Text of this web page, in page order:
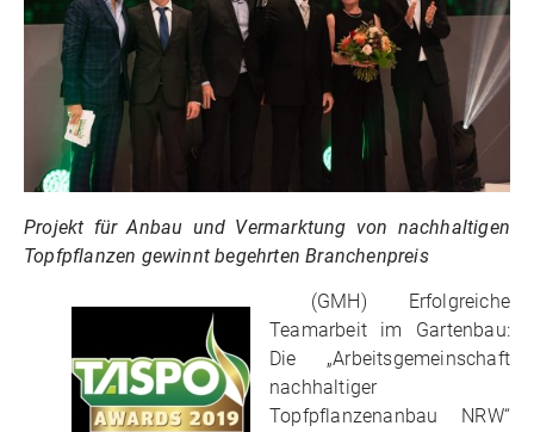
Projekt für Anbau und Vermarktung von nachhaltigen
Topfpflanzen gewinnt begehrten Branchenpreis
(GMH) Erfolgreiche
Teamarbeit im Gartenbau:
Die „Arbeitsgemeinschaft
nachhaltiger
Topfpflanzenanbau NRW“